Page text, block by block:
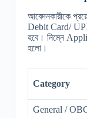
আবেদনকারীকে
Debit Card/ UPI
হবে। নিম্নে
হলো।
Category
General /